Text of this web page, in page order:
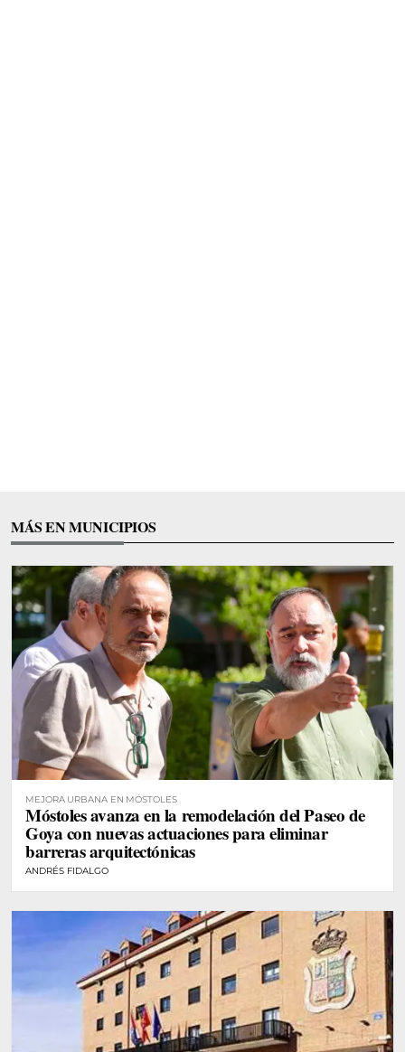
MÁS EN MUNICIPIOS
MEJORA URBANA EN MÓSTOLES
Móstoles avanza en la remodelación del Paseo de
Goya con nuevas actuaciones para eliminar
barreras arquitectónicas
ANDRÉS FIDALGO